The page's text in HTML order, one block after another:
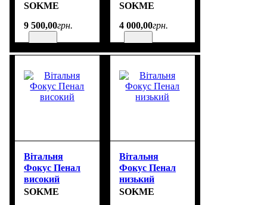
SOKME
9 500,00грн.
SOKME
4 000,00грн.
Вітальня
Фокус Пенал
високий
SOKME
Вітальня
Фокус Пенал
низький
SOKME